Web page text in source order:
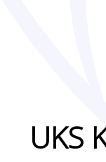
UKS